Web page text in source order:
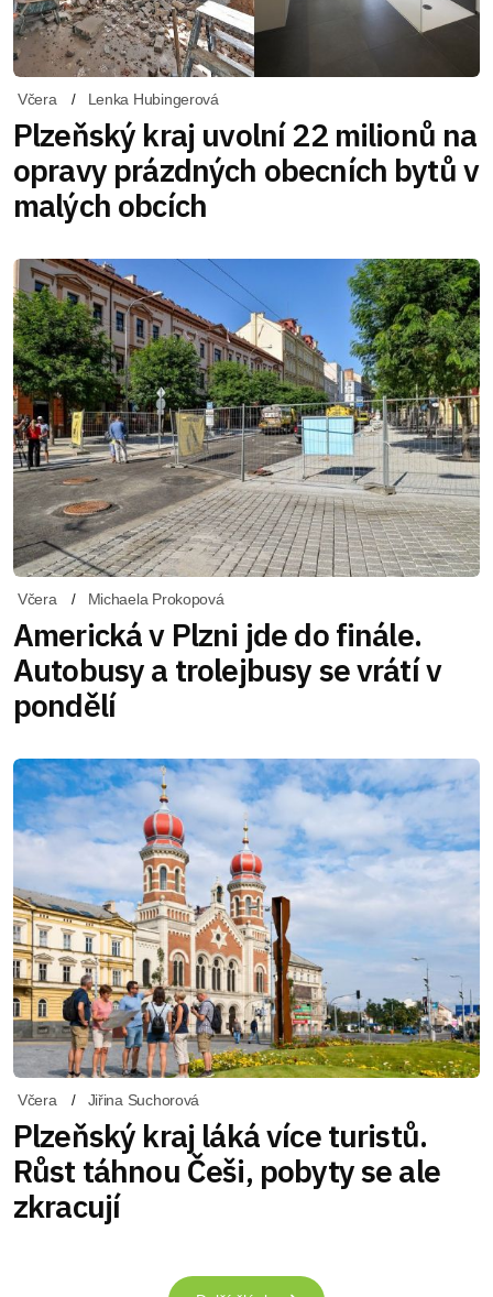
Včera Lenka Hubingerová
Plzeňský kraj uvolní 22 milionů na
opravy prázdných obecních bytů v
malých obcích
Včera Michaela Prokopová
Americká v Plzni jde do finále.
Autobusy a trolejbusy se vrátí v
pondělí
Včera Jiřina Suchorová
Plzeňský kraj láká více turistů.
Růst táhnou Češi, pobyty se ale
zkracují